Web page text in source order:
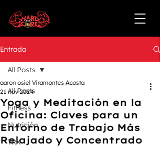
Entrada
All Posts
Fitness
Nutrición
TRX
All Posts
Yoga y Meditación en la
Oficina: Claves para un
Entorno de Trabajo Más
Relajado y Concentrado
aaron osiel Viramontes Acosta
21 nov 2024